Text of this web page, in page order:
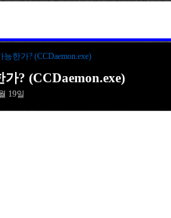
능한가? (CCDaemon.exe)
? (CCDaemon.exe)
19일